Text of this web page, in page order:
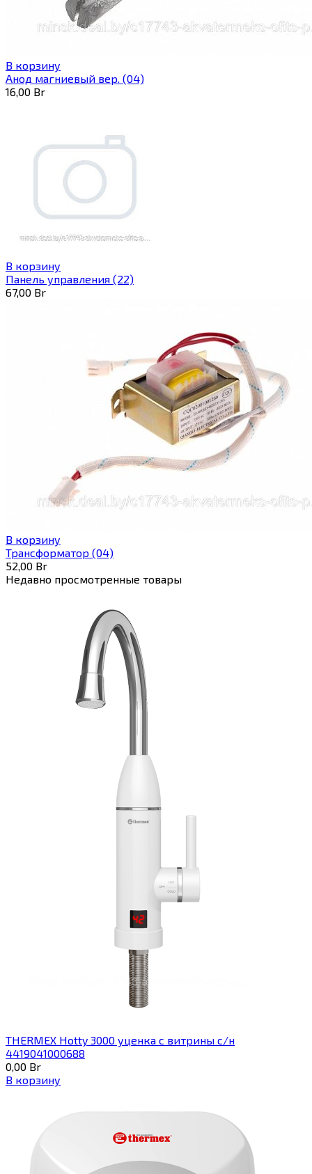
В корзину
Анод магниевый вер. (04)
16,00 Br
В корзину
Панель управления (22)
67,00 Br
В корзину
Трансформатор (04)
52,00 Br
Недавно просмотренные товары
THERMEX Hotty 3000 уценка с витрины с/н
4419041000688
0,00 Br
В корзину